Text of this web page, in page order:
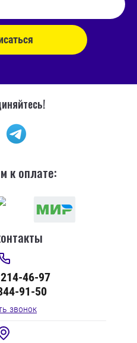
к оплате:
46-97
91-50
звонок